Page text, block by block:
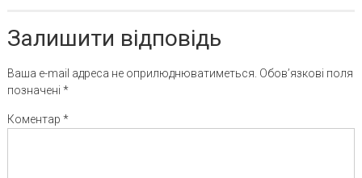
Залишити відповідь
Ваша e-mail адреса не оприлюднюватиметься. Обов’язкові поля
позначені *
Коментар *